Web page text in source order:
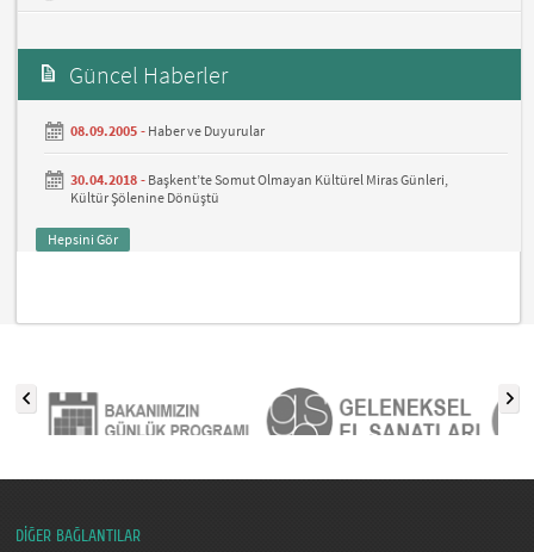
Güncel Haberler
08.09.2005 - Haber ve Duyurular
30.04.2018 - Başkent’te Somut Olmayan Kültürel Miras Günleri,
Kültür Şölenine Dönüştü
Hepsini Gör
DİĞER BAĞLANTILAR